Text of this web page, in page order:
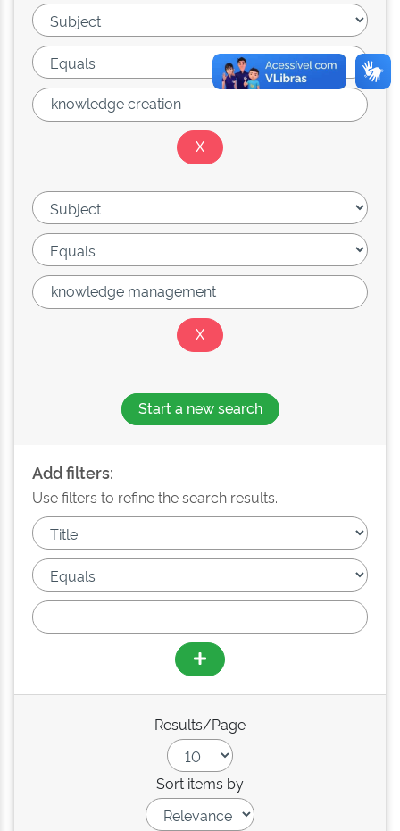
Start a new search
Add filters:
Use filters to refine the search results.
Results/Page
Sort items by